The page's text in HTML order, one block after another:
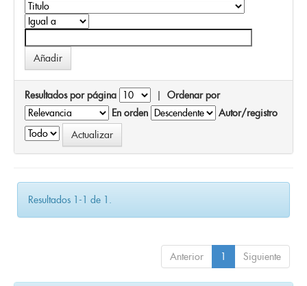
Resultados por página | Ordenar por
En orden
Autor/registro
Resultados 1-1 de 1.
Anterior 1 Siguiente